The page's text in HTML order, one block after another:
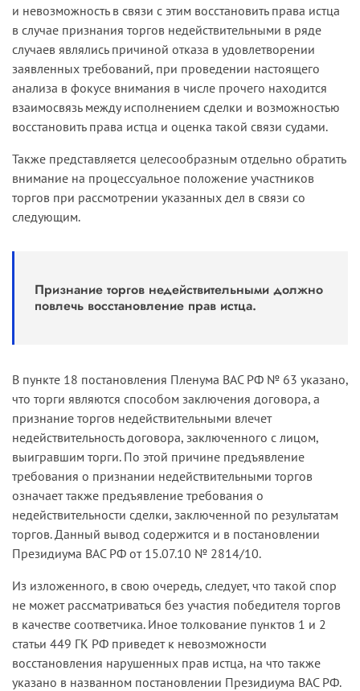
и невозможность в связи с этим восстановить права истца
в случае признания торгов недействительными в ряде
случаев являлись причиной отказа в удовлетворении
заявленных требований, при проведении настоящего
анализа в фокусе внимания в числе прочего находится
взаимосвязь между исполнением сделки и возможностью
восстановить права истца и оценка такой связи судами.
Также представляется целесообразным отдельно обратить
внимание на процессуальное положение участников
торгов при рассмотрении указанных дел в связи со
следующим.
Признание торгов недействительными должно
повлечь восстановление прав истца.
В пункте 18 постановления Пленума ВАС РФ № 63 указано,
что торги являются способом заключения договора, а
признание торгов недействительными влечет
недействительность договора, заключенного с лицом,
выигравшим торги. По этой причине предъявление
требования о признании недействительными торгов
означает также предъявление требования о
недействительности сделки, заключенной по результатам
торгов. Данный вывод содержится и в постановлении
Президиума ВАС РФ от 15.07.10 № 2814/10.
Из изложенного, в свою очередь, следует, что такой спор
не может рассматриваться без участия победителя торгов
в качестве соответчика. Иное толкование пунктов 1 и 2
статьи 449 ГК РФ приведет к невозможности
восстановления нарушенных прав истца, на что также
указано в названном постановлении Президиума ВАС РФ.